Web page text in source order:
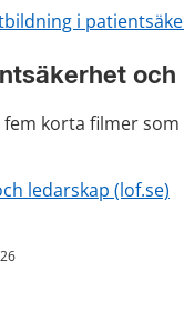
i
fem korta filmer
ledarskap (lof.se)